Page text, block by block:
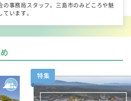
の事務局スタッフ。三島市のみどころや魅
います。
特集